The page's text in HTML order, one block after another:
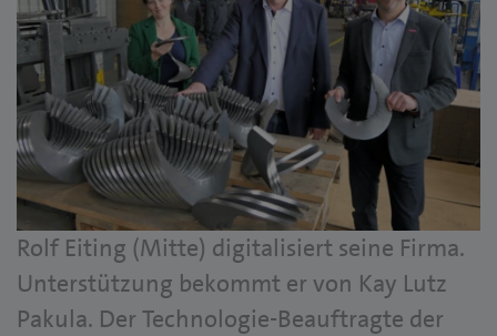
Rolf Eiting (Mitte) digitalisiert seine Firma.
Unterstützung bekommt er von Kay Lutz
Pakula. Der Technologie-Beauftragte der